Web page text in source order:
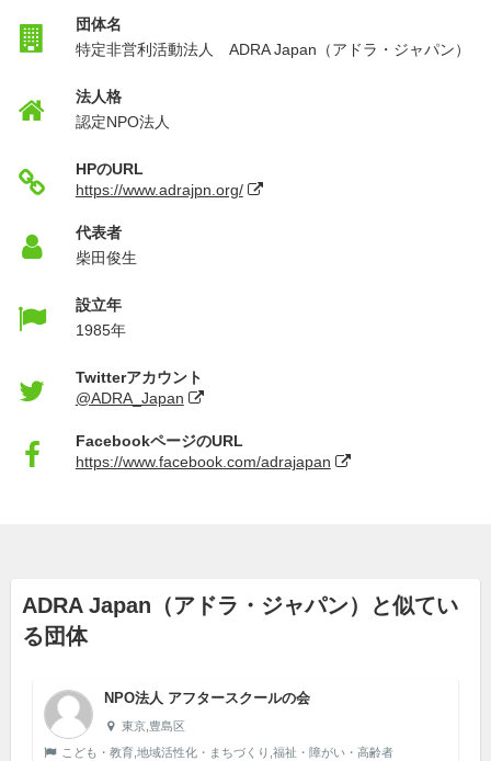
団体名
特定非営利活動法人 ADRA Japan（アドラ・ジャパン）
法人格
認定NPO法人
HPのURL
https://www.adrajpn.org/
代表者
柴田俊生
設立年
1985年
Twitterアカウント
@ADRA_Japan
FacebookページのURL
https://www.facebook.com/adrajapan
ADRA Japan（アドラ・ジャパン）と似てい
る団体
NPO法人 アフタースクールの会
東京,豊島区
こども・教育,地域活性化・まちづくり,福祉・障がい・高齢者